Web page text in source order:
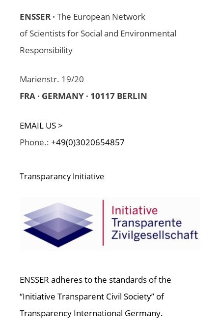
ENSSER · The European Network
of Scientists for Social and Environmental
Responsibility
Marienstr. 19/20
FRA · GERMANY · 10117 BERLIN
EMAIL US >
Phone.: +49(0)3020654857
Transparancy Initiative
ENSSER adheres to the standards of the
“Initiative Transparent Civil Society” of
Transparency International Germany.